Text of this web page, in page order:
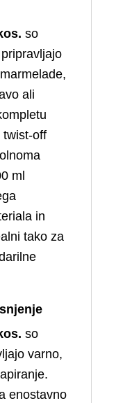
so
ali
ml
in
tako za
so
varno,
enostavno